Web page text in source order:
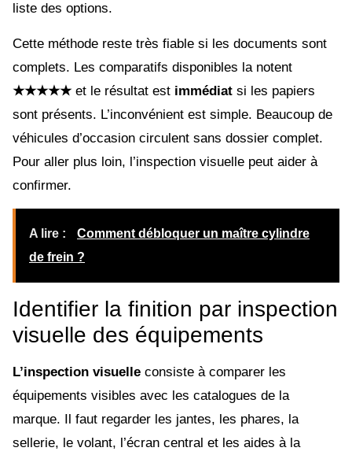
liste des options.
Cette méthode reste très fiable si les documents sont
complets. Les comparatifs disponibles la notent
★★★★★ et le résultat est immédiat si les papiers
sont présents. L’inconvénient est simple. Beaucoup de
véhicules d’occasion circulent sans dossier complet.
Pour aller plus loin, l’inspection visuelle peut aider à
confirmer.
A lire :
Comment débloquer un maître cylindre
de frein ?
Identifier la finition par inspection
visuelle des équipements
L’inspection visuelle consiste à comparer les
équipements visibles avec les catalogues de la
marque. Il faut regarder les jantes, les phares, la
sellerie, le volant, l’écran central et les aides à la